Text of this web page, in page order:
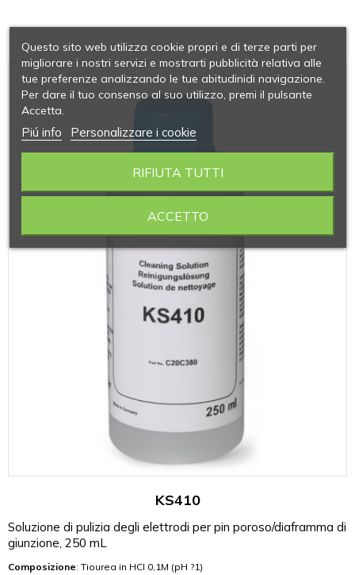
KS410
Soluzione di pulizia degli elettrodi per pin poroso/diaframma di
giunzione, 250 mL
Composizione: Tiourea in HCI 0,1M (pH ?1)
Questo sito web utilizza cookie propri e di terze parti per
migliorare i nostri servizi e mostrarti pubblicità relativa alle
tue preferenze analizzando le tue abitudinidi navigazione.
Per dare il tuo consenso al suo utilizzo, premi il pulsante
Accetta.
Piú info Personalizzare i cookie
RIFIUTA TUTTI
ACCETTO